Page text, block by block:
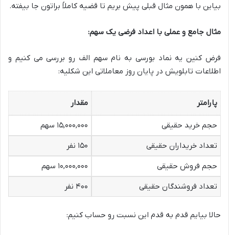
بیاین با همون مثال قبلی پیش بریم تا قضیه کاملاً براتون جا بیفته.
مثال جامع و عملی با اعداد فرضی یک سهم:
فرض کنین یه نماد بورسی به نام سهم الف رو بررسی می کنیم و
اطلاعات تابلویش در پایان روز معاملاتی این شکلیه:
پارامتر مقدار
حجم خرید حقیقی
۱۵,۰۰۰,۰۰۰ سهم
تعداد خریداران حقیقی
۱۵۰ نفر
حجم فروش حقیقی
۱۰,۰۰۰,۰۰۰ سهم
تعداد فروشندگان حقیقی
۴۰۰ نفر
حالا بیایم قدم به قدم این نسبت رو حساب کنیم: